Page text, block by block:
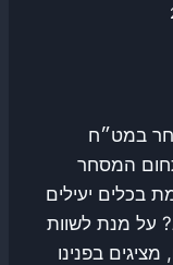
במט״ח
המסחר
בכלים יעילים
על מנת לשוות
מציגים בפנינו